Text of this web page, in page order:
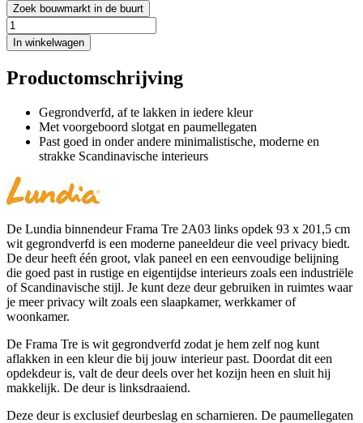
Zoek bouwmarkt in de buurt
In winkelwagen
Productomschrijving
Gegrondverfd, af te lakken in iedere kleur
Met voorgeboord slotgat en paumellegaten
Past goed in onder andere minimalistische, moderne en
strakke Scandinavische interieurs
De Lundia binnendeur Frama Tre 2A03 links opdek 93 x 201,5 cm
wit gegrondverfd is een moderne paneeldeur die veel privacy biedt.
De deur heeft één groot, vlak paneel en een eenvoudige belijning
die goed past in rustige en eigentijdse interieurs zoals een industriële
of Scandinavische stijl. Je kunt deze deur gebruiken in ruimtes waar
je meer privacy wilt zoals een slaapkamer, werkkamer of
woonkamer.
De Frama Tre is wit gegrondverfd zodat je hem zelf nog kunt
aflakken in een kleur die bij jouw interieur past. Doordat dit een
opdekdeur is, valt de deur deels over het kozijn heen en sluit hij
makkelijk. De deur is linksdraaiend.
Deze deur is exclusief deurbeslag en scharnieren. De paumellegaten